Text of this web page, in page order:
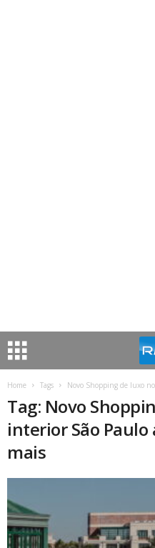
Home Tags Novo Shopping de luxo
Tag: Novo
interior São Paulo
mais